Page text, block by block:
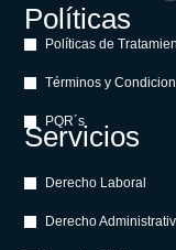
Políticas
Políticas de
Términos y
PQR´s
Servicios
Derecho Laboral
Derecho